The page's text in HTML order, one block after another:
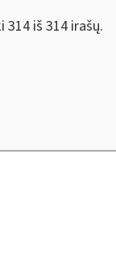
314 iš 314 irašų.